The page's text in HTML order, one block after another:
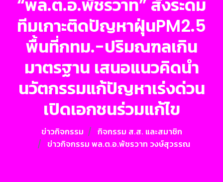
“พล.ต.อ.พัชรวาท” สั่งระดม
ทีมเกาะติดปัญหาฝุ่นPM2.5
พื้นที่กทม.-ปริมณฑลเกิน
มาตรฐาน เสนอแนวคิดนำ
นวัตกรรมแก้ปัญหาเร่งด่วน
เปิดเอกชนร่วมแก้ไข
ข่าวกิจกรรม
กิจกรรม ส.ส. และสมาชิก
ข่าวกิจกรรม พล.ต.อ.พัชรวาท วงษ์สุวรรณ